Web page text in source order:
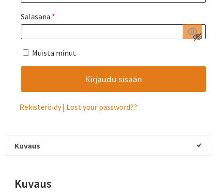
Salasana *
Muista minut
Rekisteröidy Lost your password?
Kuvaus
Kuvaus